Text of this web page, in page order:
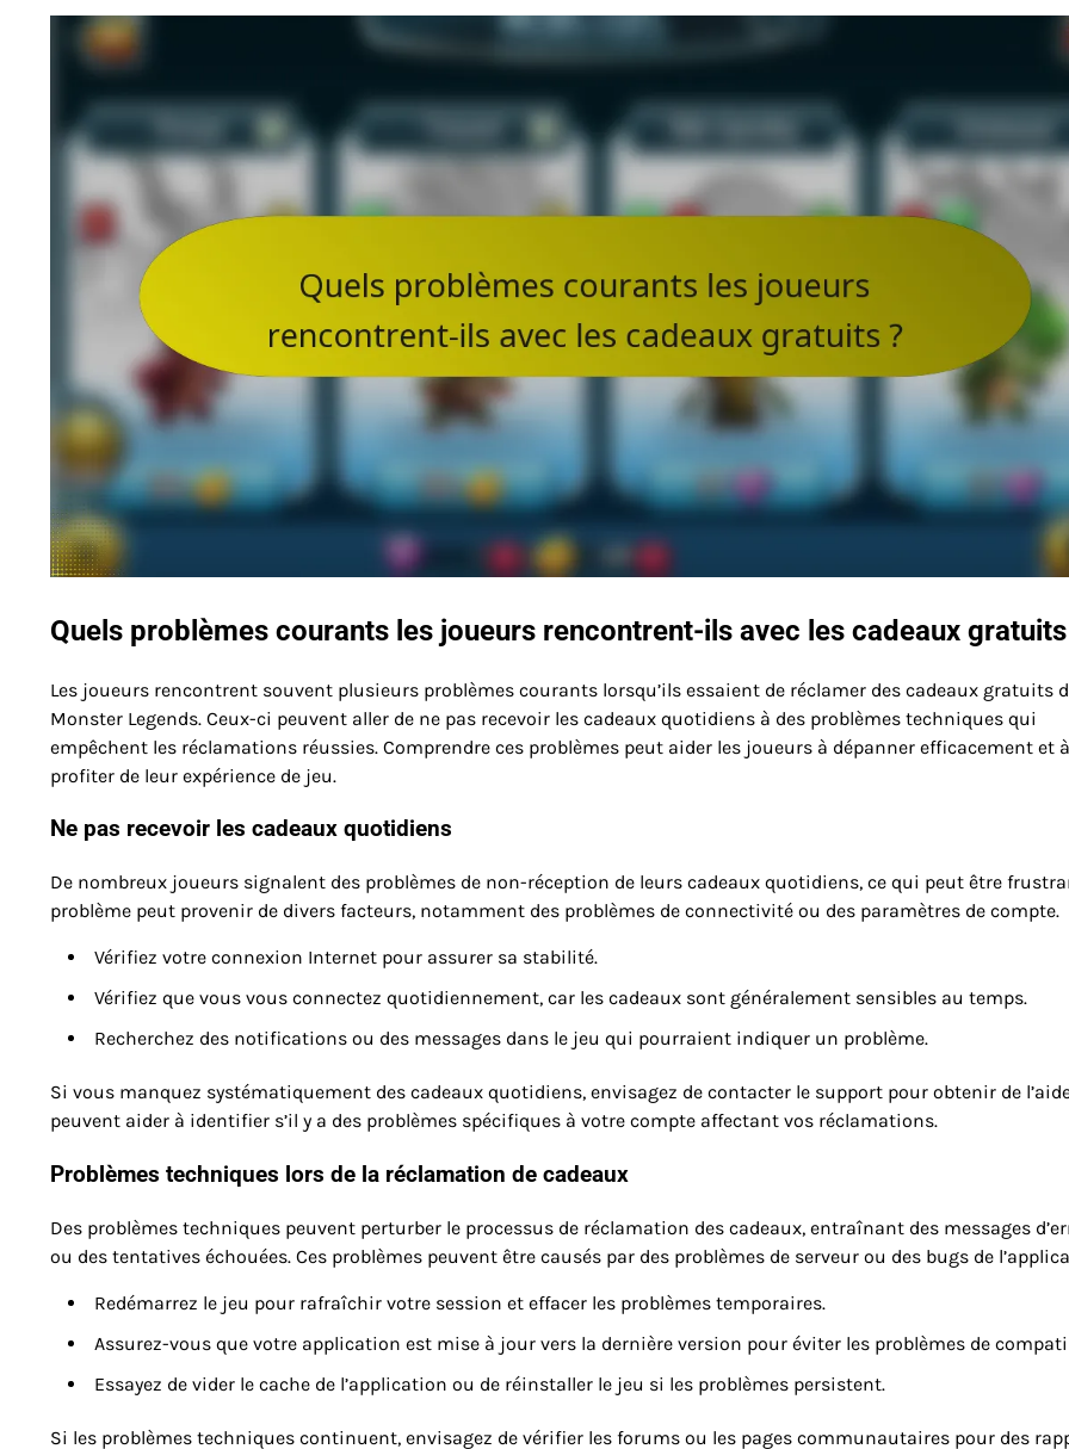
Quels problèmes courants les joueurs rencontrent-ils avec les cadeaux
Les joueurs rencontrent souvent plusieurs problèmes courants lorsqu’ils essaient de réclamer des cadeaux gratuits
Monster Legends. Ceux-ci peuvent aller de ne pas recevoir les cadeaux quotidiens à des problèmes techniques qui
empêchent les réclamations réussies. Comprendre ces problèmes peut aider les joueurs à dépanner efficacement et à
profiter de leur expérience de jeu.
Ne pas recevoir les cadeaux quotidiens
De nombreux joueurs signalent des problèmes de non-réception de leurs cadeaux quotidiens, ce qui peut être
problème peut provenir de divers facteurs, notamment des problèmes de connectivité ou des paramètres de compte.
Vérifiez votre connexion Internet pour assurer sa stabilité.
Vérifiez que vous vous connectez quotidiennement, car les cadeaux sont généralement sensibles au temps.
Recherchez des notifications ou des messages dans le jeu qui pourraient indiquer un problème.
Si vous manquez systématiquement des cadeaux quotidiens, envisagez de contacter le support pour obtenir de
peuvent aider à identifier s’il y a des problèmes spécifiques à votre compte affectant vos réclamations.
Problèmes techniques lors de la réclamation de cadeaux
Des problèmes techniques peuvent perturber le processus de réclamation des cadeaux, entraînant des messages
ou des tentatives échouées. Ces problèmes peuvent être causés par des problèmes de serveur ou des bugs de
Redémarrez le jeu pour rafraîchir votre session et effacer les problèmes temporaires.
Assurez-vous que votre application est mise à jour vers la dernière version pour éviter les problèmes de
Essayez de vider le cache de l’application ou de réinstaller le jeu si les problèmes persistent.
Si les problèmes techniques continuent, envisagez de vérifier les forums ou les pages communautaires pour des